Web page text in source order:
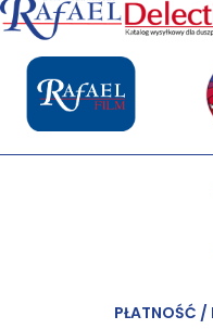
PŁATNOŚĆ